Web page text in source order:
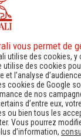
une
vous permet de
utilise des cookies,
utilise des cookies
et l’analyse
cookies de Google
de nos
d’entre eux,
ou bien tous les
Vous pourrez
d’information,